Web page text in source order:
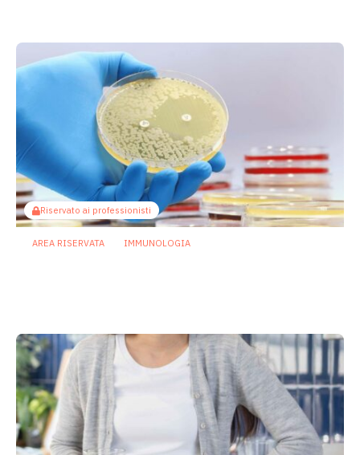
Riservato ai professionisti
AREA RISERVATA IMMUNOLOGIA